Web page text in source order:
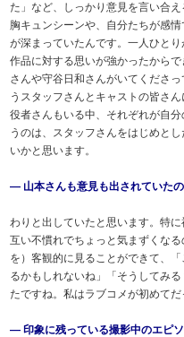
た」など、しっかり意見を言い合
胸キュンシーンや、自分たちが感
が深まっていたんです。一人ひと
作品に対する思いが強かったから
さんや守谷日和さんがいてくださ
うスタッフさんとキャストの皆さ
役者さんもいる中、それぞれが自
うのは、スタッフさんをはじめと
いかと思います。
― 山本さんも意見も出されていた
わりと出していたと思います。特
互い不慣れでちょっと気まずくな
を）客観的に見ることができて、
るかもしれないね」「そうしてみ
たですね。私はラブコメが初めて
― 印象に残っている撮影中のエピ